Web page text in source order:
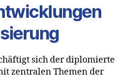
sich der diplomierte
zentralen Themen der